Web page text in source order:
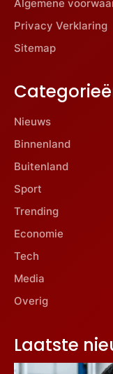
Algemene
Privacy Verklaring
Sitemap
Nieuws
Binnenland
Buitenland
Sport
Trending
Economie
Tech
Media
Overig
Laatste